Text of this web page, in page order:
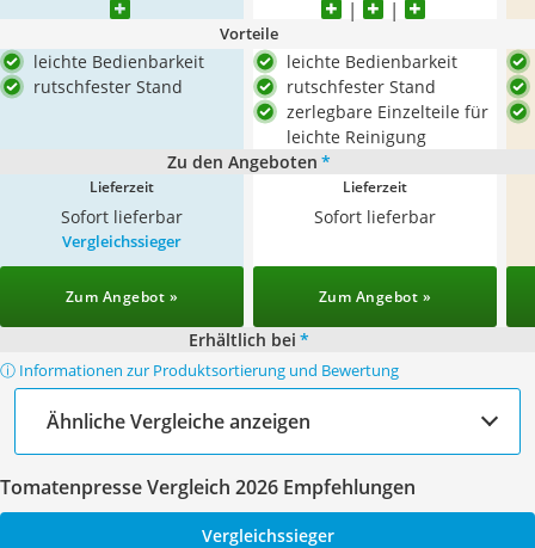
Vorteile
leichte Bedienbarkeit
rutschfester Stand
leichte Bedienbarkeit
rutschfester Stand
zerlegbare Einzelteile für
leichte Reinigung
Zu den Angeboten *
Lieferzeit
Sofort lieferbar
Lieferzeit
Sofort lieferbar
Vergleichssieger
Zum Angebot » Zum Angebot »
Erhältlich bei *
ⓘ Informationen zur Produktsortierung und Bewertung
Ähnliche Vergleiche anzeigen
Tomatenpresse Vergleich 2026 Empfehlungen
Vergleichssieger